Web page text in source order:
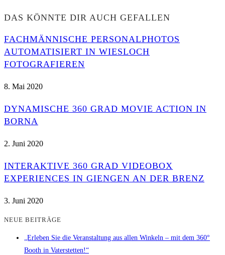
DAS KÖNNTE DIR AUCH GEFALLEN
FACHMÄNNISCHE PERSONALPHOTOS
AUTOMATISIERT IN WIESLOCH
FOTOGRAFIEREN
8. Mai 2020
DYNAMISCHE 360 GRAD MOVIE ACTION IN
BORNA
2. Juni 2020
INTERAKTIVE 360 GRAD VIDEOBOX
EXPERIENCES IN GIENGEN AN DER BRENZ
3. Juni 2020
NEUE BEITRÄGE
„Erleben Sie die Veranstaltung aus allen Winkeln – mit dem 360°
Booth in Vaterstetten!“